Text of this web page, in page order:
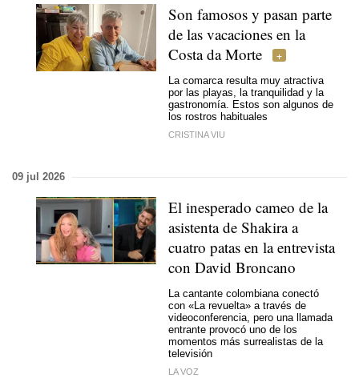
Son famosos y pasan parte
de las vacaciones en la
Costa da Morte
La comarca resulta muy atractiva
por las playas, la tranquilidad y la
gastronomía. Estos son algunos de
los rostros habituales
CRISTINA VIU
09 jul 2026
El inesperado cameo de la
asistenta de Shakira a
cuatro patas en la entrevista
con David Broncano
La cantante colombiana conectó
con «La revuelta» a través de
videoconferencia, pero una llamada
entrante provocó uno de los
momentos más surrealistas de la
televisión
LA VOZ